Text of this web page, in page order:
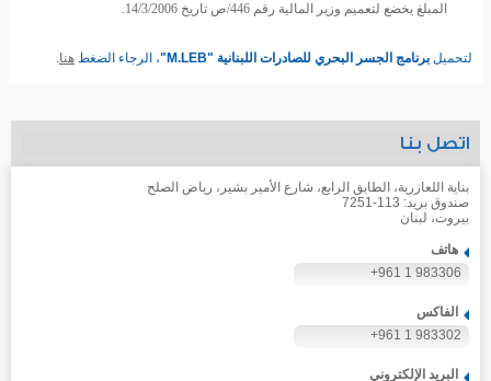
المبلغ يخضع لتعميم وزير المالية رقم 446/ص تاريخ 14/3/2006.
لتحميل برنامج الجسر البحري للصادرات اللبنانية "M.LEB" ، الرجاء الضغط هنا.
اتصل بنا
بناية اللعازرية، الطابق الرابع، شارع الأمير بشير، رياض الصلح
صندوق بريد: 113-7251
بيروت، لبنان
هاتف
+961 1 983306
الفاكس
+961 1 983302
البريد الإلكتروني